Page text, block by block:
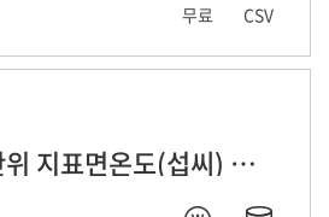
무료 CSV
파주시 필지단위 지표면온도(섭씨) 2025년 6월